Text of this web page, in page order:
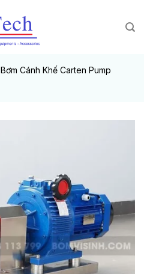
Bơm Cánh Khế Carten Pump